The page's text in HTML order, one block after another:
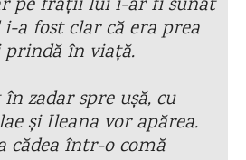
pe frații lui i-ar fi sunat
a fost clar că era prea
prindă în viață.
zadar spre ușă, cu
și Ileana vor apărea.
cădea într-o comă